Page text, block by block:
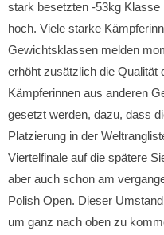
stark besetzten -53kg Klasse
hoch. Viele starke
Gewichtsklassen melden
erhöht zusätzlich die Qualität
Kämpferinnen aus anderen
gesetzt werden, dazu, dass
Platzierung in der
Viertelfinale auf die spätere
aber auch schon am
Polish Open. Dieser
um ganz nach oben zu